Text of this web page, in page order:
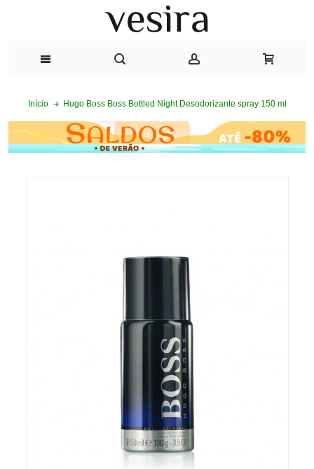
Início Hugo Boss Boss Bottled Night Desodorizante spray 150 ml